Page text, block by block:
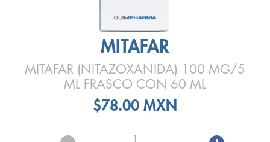
MITAFAR
MITAFAR (NITAZOXANIDA) 100 MG/5
ML FRASCO CON 60 ML
$78.00 MXN
1